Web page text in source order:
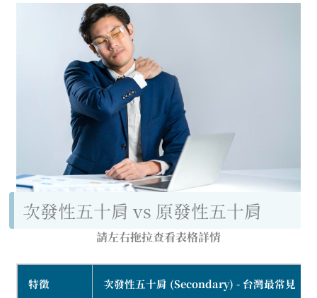
次發性五十肩 vs 原發性五十肩
請左右拖拉查看表格詳情
特徵 次發性五十肩 (Secondary) - 台灣最常見